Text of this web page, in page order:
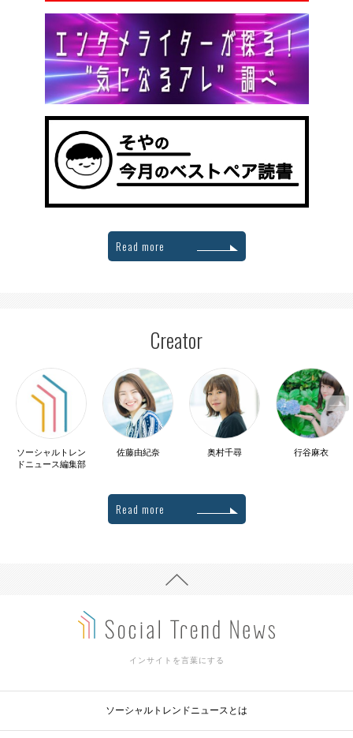
Read more
Creator
ソーシャルトレン
ドニュース編集部
佐藤由紀奈 奥村千尋 行谷麻衣
Read more
インサイトを言葉にする
ソーシャルトレンドニュースとは